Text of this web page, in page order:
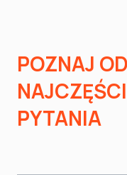
POZNAJ
PYTANIA